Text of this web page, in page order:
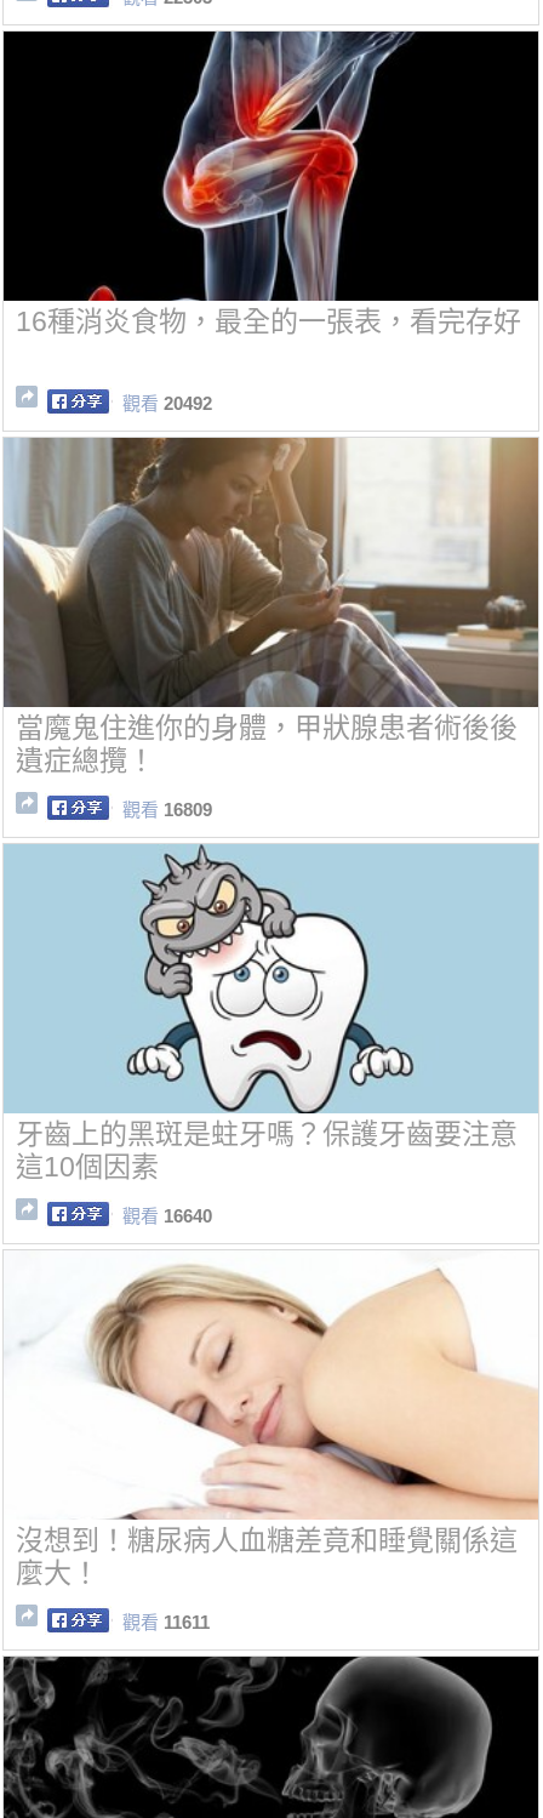
16種消炎食物，最全的一張表，看完存好
觀看 20492
當魔鬼住進你的身體，甲狀腺患者術後後
遺症總攬！
觀看 16809
牙齒上的黑斑是蛀牙嗎？保護牙齒要注意
這10個因素
觀看 16640
沒想到！糖尿病人血糖差竟和睡覺關係這
麼大！
觀看 11611